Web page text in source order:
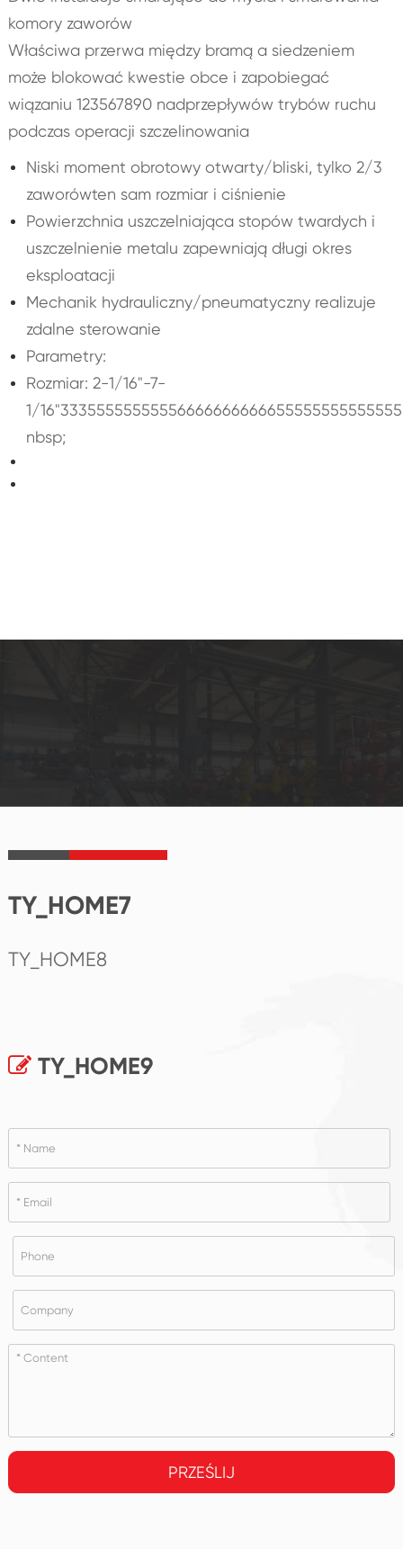
komory zaworów
Właściwa przerwa między bramą a siedzeniem
może blokować kwestie obce i zapobiegać
wiązaniu 123567890 nadprzepływów trybów ruchu
podczas operacji szczelinowania
Niski moment obrotowy otwarty/bliski, tylko 2/3
zaworówten sam rozmiar i ciśnienie
Powierzchnia uszczelniająca stopów twardych i
uszczelnienie metalu zapewniają długi okres
eksploatacji
Mechanik hydrauliczny/pneumatyczny realizuje
zdalne sterowanie
Parametry:
Rozmiar: 2-1/16"-7-
1/
nbsp;
TY_HOME7
TY_HOME8
TY_HOME9
PRZEŚLIJ